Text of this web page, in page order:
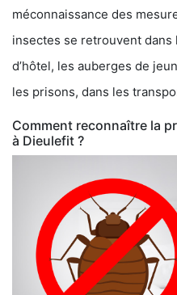
méconnaissance des
insectes se retrouvent
d’hôtel, les auberges de
les prisons, dans les
Comment reconnaître la
à Dieulefit ?